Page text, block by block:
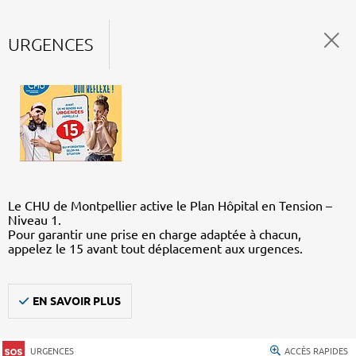
URGENCES
Le CHU de Montpellier active le Plan Hôpital en Tension –
Niveau 1.
Pour garantir une prise en charge adaptée à chacun,
appelez le 15 avant tout déplacement aux urgences.
EN SAVOIR PLUS
URGENCES ACCÈS RAPIDES